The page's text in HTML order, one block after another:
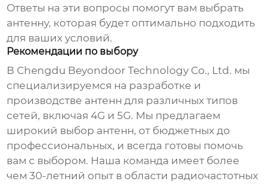
Ответы на эти вопросы помогут вам выбрать
антенну, которая будет оптимально подходить
для ваших условий.
Рекомендации по выбору
В Chengdu Beyondoor Technology Co., Ltd. мы
специализируемся на разработке и
производстве антенн для различных типов
сетей, включая 4G и 5G. Мы предлагаем
широкий выбор антенн, от бюджетных до
профессиональных, и всегда готовы помочь
вам с выбором. Наша команда имеет более
чем 30-летний опыт в области радиочастотных